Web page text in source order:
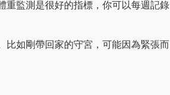
重監測是很好的指標，你可以每週記錄
比如剛帶回家的守宮，可能因為緊張而